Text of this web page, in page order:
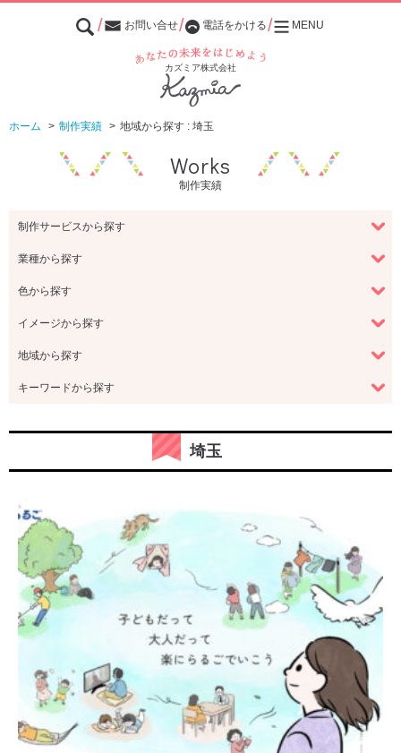
お問い合せ 電話をかける MENU
カズミア株式会社
ホーム 制作実績 地域から探す : 埼玉
Works
制作実績
制作サービスから探す
業種から探す
色から探す
イメージから探す
地域から探す
キーワードから探す
埼玉